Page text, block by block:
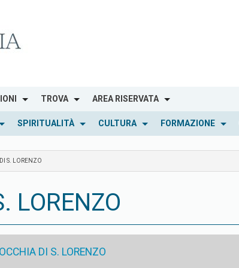
TROVA AREA RISERVATA
SPIRITUALITÀ CULTURA FORMAZIONE
S. LORENZO
LORENZO
DI S. LORENZO